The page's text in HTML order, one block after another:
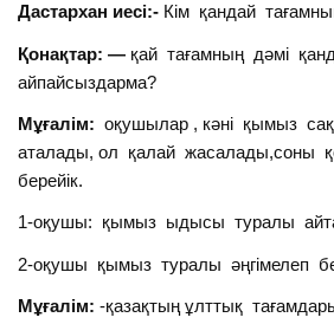
Дастархан иесі:- Кім қандай
Қонақтар: — қай тағамның дәмі
айпайсыздарма?
Мұғалім: оқушылар , кәні қымыз
аталады, ол қалай жасалады,соны
берейік.
1-оқушы: қымыз ыдысы туралы
2-оқушы қымыз туралы әңгімелеп
Мұғалім: -қазақтың ұлттық